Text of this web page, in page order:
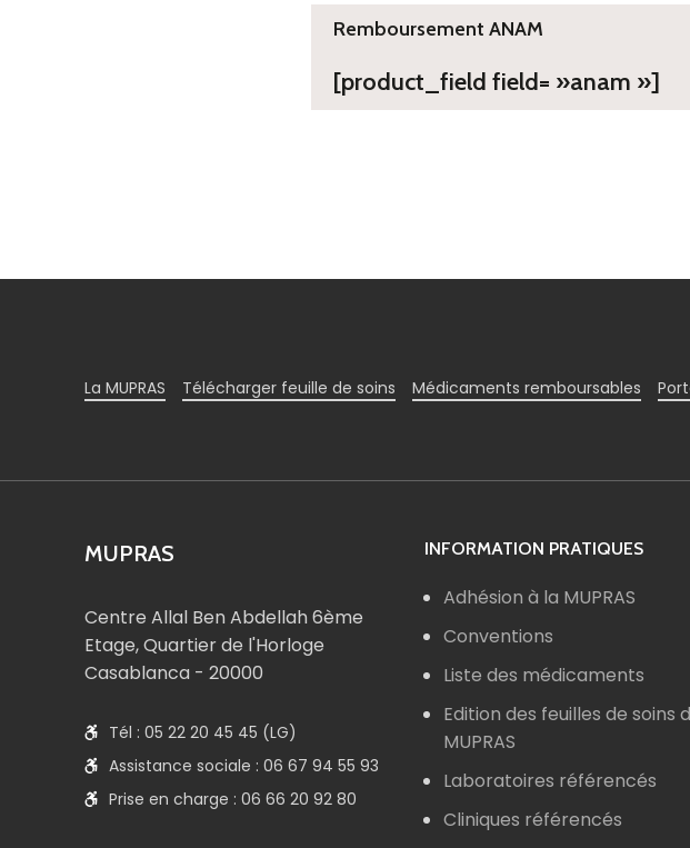
Remboursement ANAM
[product_field field= »anam »]
La MUPRAS Télécharger feuille de soins Médicaments remboursables
MUPRAS
Centre Allal Ben Abdellah 6ème
Etage, Quartier de l'Horloge
Casablanca - 20000
Tél : 05 22 20 45 45 (LG)
Assistance sociale : 06 67 94 55 93
Prise en charge : 06 66 20 92 80
INFORMATION PRATIQUES
Adhésion à la MUPRAS
Conventions
Liste des médicaments
Edition des feuilles de soins
MUPRAS
Laboratoires référencés
Cliniques référencés